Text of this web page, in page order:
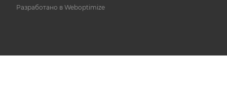
Разработано в Weboptimize